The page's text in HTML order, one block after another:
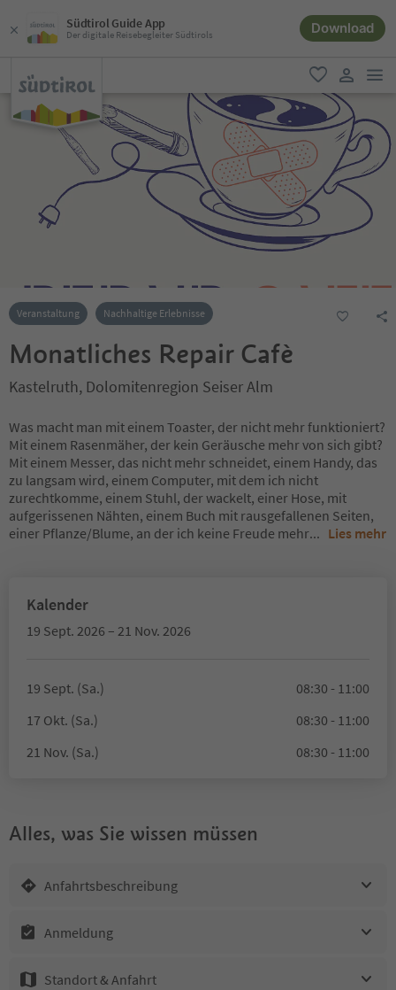
Südtirol Guide App
Der digitale Reisebegleiter Südtirols Download
favorit
Veranstaltung Nachhaltige Erlebnisse
Monatliches Repair Cafè
Kastelruth, Dolomitenregion Seiser Alm
Was macht man mit einem Toaster, der nicht mehr funktioniert?
Mit einem Rasenmäher, der kein Geräusche mehr von sich gibt?
Mit einem Messer, das nicht mehr schneidet, einem Handy, das
zu langsam wird, einem Computer, mit dem ich nicht
zurechtkomme, einem Stuhl, der wackelt, einer Hose, mit
aufgerissenen Nähten, einem Buch mit rausgefallenen Seiten,
einer Pflanze/Blume, an der ich keine Freude mehr... Lies mehr
Kalender
19 Sept. 2026 – 21 Nov. 2026
19 Sept. (Sa.)
08:30 - 11:00
17 Okt. (Sa.)
08:30 - 11:00
21 Nov. (Sa.)
08:30 - 11:00
Alles, was Sie wissen müssen
Anfahrtsbeschreibung
Anmeldung
Standort & Anfahrt